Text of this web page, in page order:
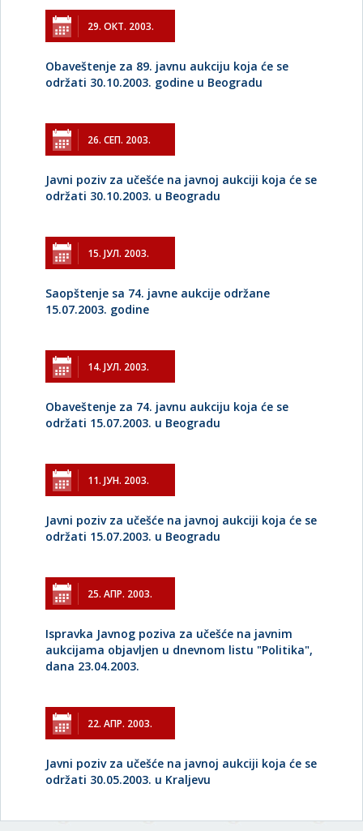
29. ОКТ. 2003.
Obaveštenje za 89. javnu aukciju koja će se
održati 30.10.2003. godine u Beogradu
26. СЕП. 2003.
Javni poziv za učešće na javnoj aukciji koja će se
održati 30.10.2003. u Beogradu
15. ЈУЛ. 2003.
Saopštenje sa 74. javne aukcije održane
15.07.2003. godine
14. ЈУЛ. 2003.
Obaveštenje za 74. javnu aukciju koja će se
održati 15.07.2003. u Beogradu
11. ЈУН. 2003.
Javni poziv za učešće na javnoj aukciji koja će se
održati 15.07.2003. u Beogradu
25. АПР. 2003.
Ispravka Javnog poziva za učešće na javnim
aukcijama objavljen u dnevnom listu "Politika",
dana 23.04.2003.
22. АПР. 2003.
Javni poziv za učešće na javnoj aukciji koja će se
održati 30.05.2003. u Kraljevu